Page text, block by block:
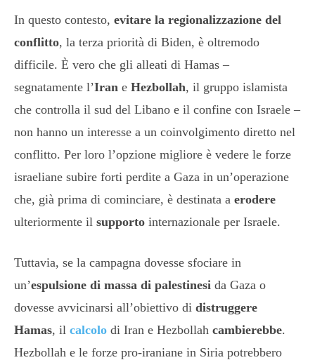
In questo contesto, evitare la regionalizzazione del
conflitto, la terza priorità di Biden, è oltremodo
difficile. È vero che gli alleati di Hamas –
segnatamente l’Iran e Hezbollah, il gruppo islamista
che controlla il sud del Libano e il confine con Israele –
non hanno un interesse a un coinvolgimento diretto nel
conflitto. Per loro l’opzione migliore è vedere le forze
israeliane subire forti perdite a Gaza in un’operazione
che, già prima di cominciare, è destinata a erodere
ulteriormente il supporto internazionale per Israele.
Tuttavia, se la campagna dovesse sfociare in
un’espulsione di massa di palestinesi da Gaza o
dovesse avvicinarsi all’obiettivo di distruggere
Hamas, il calcolo di Iran e Hezbollah cambierebbe.
Hezbollah e le forze pro-iraniane in Siria potrebbero